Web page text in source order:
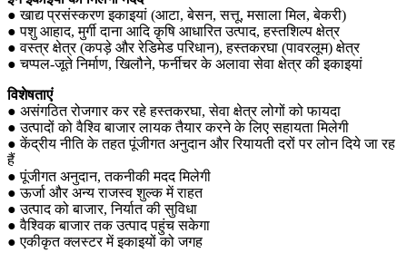
● खाद्य प्रसंस्करण इकाइयां (आटा, बेसन, सत्तू, मसाला मिल, बेकरी)
● पशु आहाद, मुर्गी दाना आदि कृषि आधारित उत्पाद, हस्तशिल्प क्षेत्र
● वस्त्र क्षेत्र (कपड़े और रेडिमेड परिधान), हस्तकरघा (पावरलूम) क्षेत्र
● चप्पल-जूते निर्माण, खिलौने, फर्नीचर के अलावा सेवा क्षेत्र की इकाइयां
विशेषताएं
● असंगठित रोजगार कर रहे हस्तकरघा, सेवा क्षेत्र लोगों को फायदा
● उत्पादों को वैश्वि बाजार लायक तैयार करने के लिए सहायता मिलेगी
● केंद्रीय नीति के तहत पूंजीगत अनुदान और रियायती दरों पर लोन दिये जा रह
हैं
● पूंजीगत अनुदान, तकनीकी मदद मिलेगी
● ऊर्जा और अन्य राजस्व शुल्क में राहत
● उत्पाद को बाजार, निर्यात की सुविधा
● वैश्विक बाजार तक उत्पाद पहुंच सकेगा
● एकीकृत क्लस्टर में इकाइयों को जगह